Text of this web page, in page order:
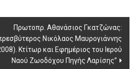
Πρωτοπρ. Αθανάσιος Γκατζώνας:
Νικόλαος Μαυρογιάννης
Κτίτωρ και Εφημέριος του Ιερού
Ναού Ζωοδόχου Πηγής Λαρίσης”